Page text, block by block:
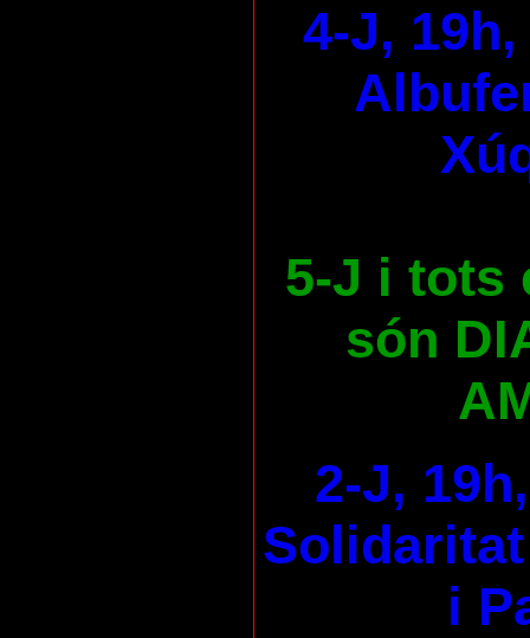
4-J,
5-J i tots
són
2-J,
i